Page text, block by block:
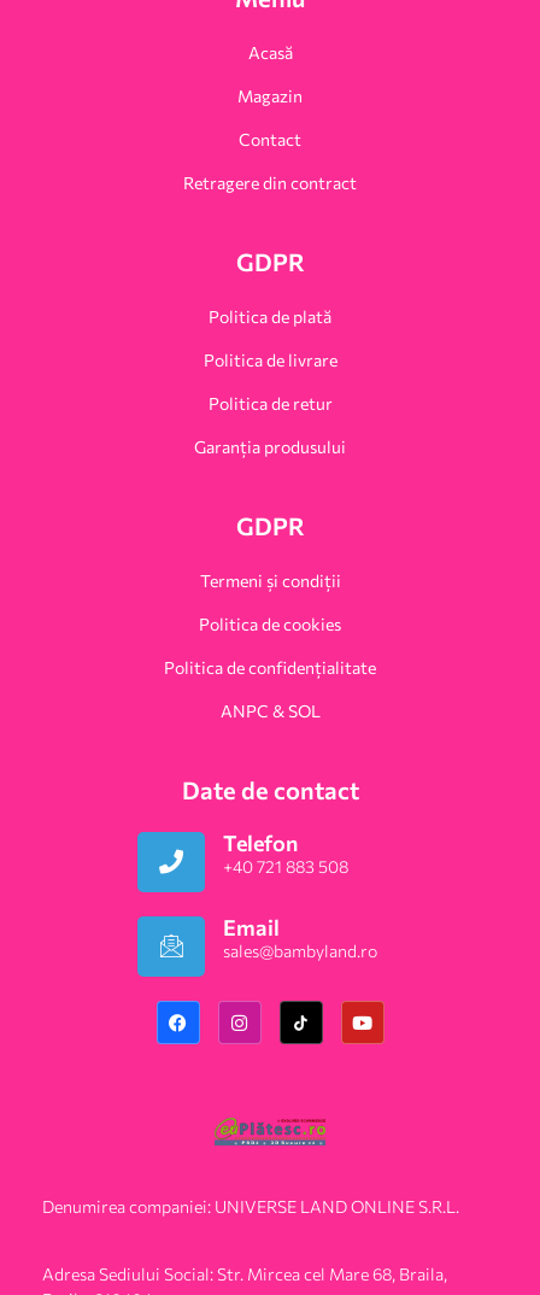
Acasă
Magazin
Contact
Retragere din contract
GDPR
Politica de plată
Politica de livrare
Politica de retur
Garanția produsului
GDPR
Termeni și condiții
Politica de cookies
Politica de confidențialitate
ANPC & SOL
Date de contact
Telefon
+40 721 883 508
Email
sales@bambyland.ro​
Denumirea companiei: UNIVERSE LAND ONLINE S.R.L.
Adresa Sediului Social: Str. Mircea cel Mare 68, Braila,